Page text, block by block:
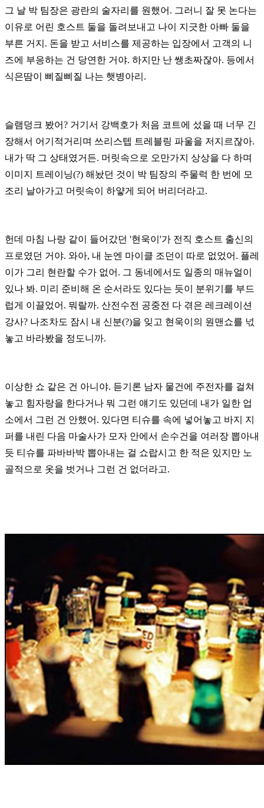
그 날 박 팀장은 광란의 술자리를 원했어. 그러니 잘 못 논다는
이유로 어린 호스트 둘을 돌려보내고 나이 지긋한 아빠 둘을
부른 거지. 돈을 받고 서비스를 제공하는 입장에서 고객의 니
즈에 부응하는 건 당연한 거야. 하지만 난 쌩초짜잖아. 등에서
식은땀이 삐질삐질 나는 햇병아리.
슬램덩크 봤어? 거기서 강백호가 처음 코트에 섰을 때 너무 긴
장해서 어기적거리며 쓰리스텝 트레블링 파울을 저지르잖아.
내가 딱 그 상태였거든. 머릿속으로 오만가지 상상을 다 하며
이미지 트레이닝(?) 해놨던 것이 박 팀장의 주물럭 한 번에 모
조리 날아가고 머릿속이 하얗게 되어 버리더라고.
헌데 마침 나랑 같이 들어갔던 '현욱이'가 전직 호스트 출신의
프로였던 거야. 와아, 내 눈엔 마이클 조던이 따로 없었어. 플레
이가 그리 현란할 수가 없어. 그 동네에서도 일종의 매뉴얼이
있나 봐. 미리 준비해 온 순서라도 있다는 듯이 분위기를 부드
럽게 이끌었어. 뭐랄까. 산전수전 공중전 다 겪은 레크레이션
강사? 나조차도 잠시 내 신분(?)을 잊고 현욱이의 원맨쇼를 넋
놓고 바라봤을 정도니까.
이상한 쇼 같은 건 아니야. 듣기론 남자 물건에 주전자를 걸쳐
놓고 힘자랑을 한다거나 뭐 그런 얘기도 있던데 내가 일한 업
소에서 그런 건 안했어. 있다면 티슈를 속에 넣어놓고 바지 지
퍼를 내린 다음 마술사가 모자 안에서 손수건을 여러장 뽑아내
듯 티슈를 파바바박 뽑아내는 걸 쇼랍시고 한 적은 있지만 노
골적으로 옷을 벗거나 그런 건 없더라고.